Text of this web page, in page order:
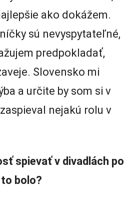
ako dokážem.
sú nevyspytateľné,
predpokladať,
Slovensko mi
a určite by som si v
nejakú rolu v
spievať v divadlách po
bolo?